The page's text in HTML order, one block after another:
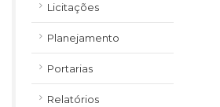
Licitações
Planejamento
Portarias
Relatórios